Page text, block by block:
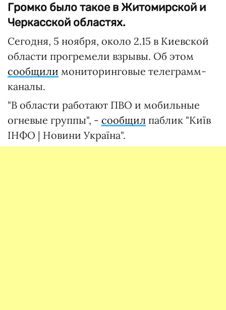
Громко было такое в Житомирской и
Черкасской областях.
Сегодня, 5 ноября, около 2.15 в Киевской
области прогремели взрывы. Об этом
сообщили мониторинговые телеграмм-
каналы.
"В области работают ПВО и мобильные
огневые группы", - сообщил паблик "Київ
ІНФО | Новини Україна".